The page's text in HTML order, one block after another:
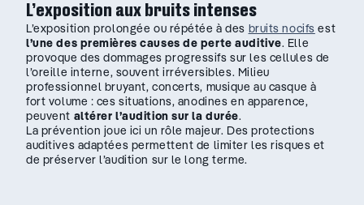
L’exposition aux bruits intenses
L’exposition prolongée ou répétée à des bruits nocifs est
l’une des premières causes de perte auditive. Elle
provoque des dommages progressifs sur les cellules de
l’oreille interne, souvent irréversibles. Milieu
professionnel bruyant, concerts, musique au casque à
fort volume : ces situations, anodines en apparence,
peuvent altérer l’audition sur la durée.
La prévention joue ici un rôle majeur. Des protections
auditives adaptées permettent de limiter les risques et
de préserver l’audition sur le long terme.